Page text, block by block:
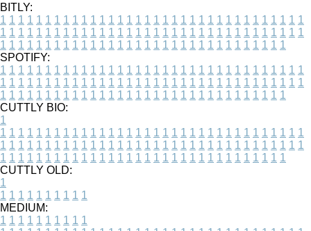
BITLY:
1 1 1 1 1 1 1 1 1 1 1 1 1 1 1 1 1 1 1 1 1 1 1 1 1 1 1 1 1 1 1 1 1 1
1 1 1 1 1 1 1 1 1 1 1 1 1 1 1 1 1 1 1 1 1 1 1 1 1 1 1 1 1 1 1 1 1 1
1 1 1 1 1 1 1 1 1 1 1 1 1 1 1 1 1 1 1 1 1 1 1 1 1 1 1 1 1 1 1 1
SPOTIFY:
1 1 1 1 1 1 1 1 1 1 1 1 1 1 1 1 1 1 1 1 1 1 1 1 1 1 1 1 1 1 1 1 1 1
1 1 1 1 1 1 1 1 1 1 1 1 1 1 1 1 1 1 1 1 1 1 1 1 1 1 1 1 1 1 1 1 1 1
1 1 1 1 1 1 1 1 1 1 1 1 1 1 1 1 1 1 1 1 1 1 1 1 1 1 1 1 1 1 1 1
CUTTLY BIO:
1
1 1 1 1 1 1 1 1 1 1 1 1 1 1 1 1 1 1 1 1 1 1 1 1 1 1 1 1 1 1 1 1 1 1
1 1 1 1 1 1 1 1 1 1 1 1 1 1 1 1 1 1 1 1 1 1 1 1 1 1 1 1 1 1 1 1 1 1
1 1 1 1 1 1 1 1 1 1 1 1 1 1 1 1 1 1 1 1 1 1 1 1 1 1 1 1 1 1 1 1
CUTTLY OLD:
1
1 1 1 1 1 1 1 1 1 1
MEDIUM:
1 1 1 1 1 1 1 1 1 1